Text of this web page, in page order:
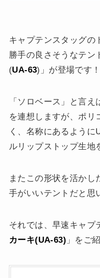
キャプテンスタッグの
勝手の良さそうなテン
(UA-63)」が登場です！
「ソロベース」と言
を連想しますが、ポリ
く、名称にあるように
ルリップストップ生地
またこの形状を活かし
手がいいテントだと思
それでは、早速キャプ
カーキ(UA-63) 」をご